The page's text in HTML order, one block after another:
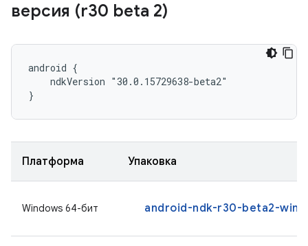
версия (r30 beta 2)
android {
    ndkVersion "30.0.15729638-beta2"
}
Платформа Упаковка
Windows 64-бит android-ndk-r30-beta2-